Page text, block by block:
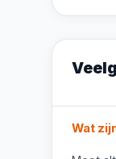
Wat